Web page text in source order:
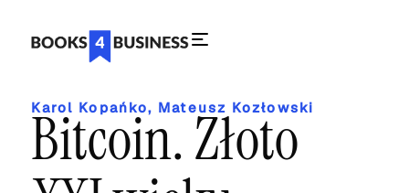
Karol Kopańko, Mateusz Kozłowski
Bitcoin. Złoto